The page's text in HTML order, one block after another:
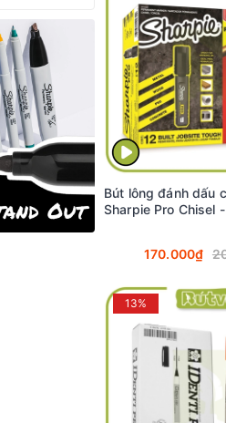
Bút lông đánh dấu
Sharpie Pro Chisel
170.000₫
13%